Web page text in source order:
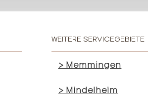
WEITERE SERVICEGEBIETE
> Memmingen
> Mindelheim